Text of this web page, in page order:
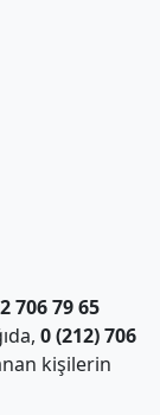
706 79 65
0 (212) 706
kişilerin